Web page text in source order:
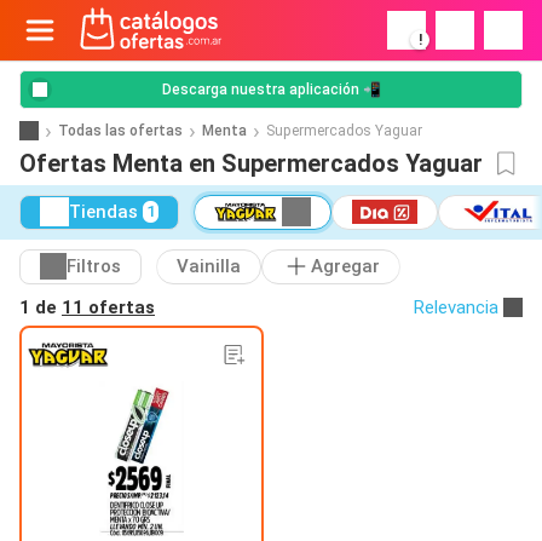
!
Descarga nuestra aplicación 📲
Todas las ofertas Menta Supermercados Yaguar
Ofertas Menta en Supermercados Yaguar
Tiendas 1
Filtros Vainilla
Agregar
1 de 11 ofertas Relevancia